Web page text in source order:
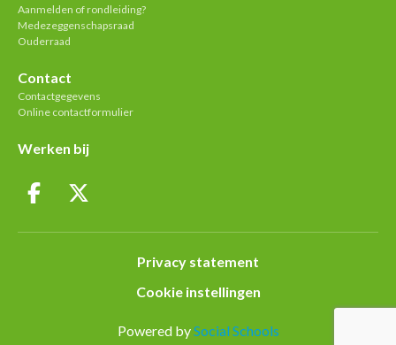
Aanmelden of rondleiding?
Medezeggenschapsraad
Ouderraad
Contact
Contactgegevens
Online contactformulier
Werken bij
Privacy statement
Cookie instellingen
Powered bySocial Schools